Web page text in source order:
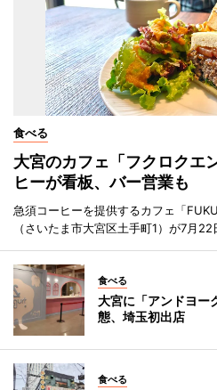
食べる
大宮のカフェ「フクロク
ヒーが看板、バー営業も
急須コーヒーを提供するカフェ「
（さいたま市大宮区土手町1）が7月22
食べる
大宮に「アンドヨ
態、埼玉初出店
食べる